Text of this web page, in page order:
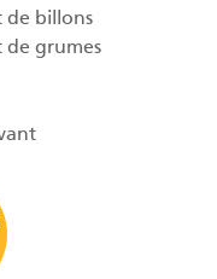
de billons
de grumes